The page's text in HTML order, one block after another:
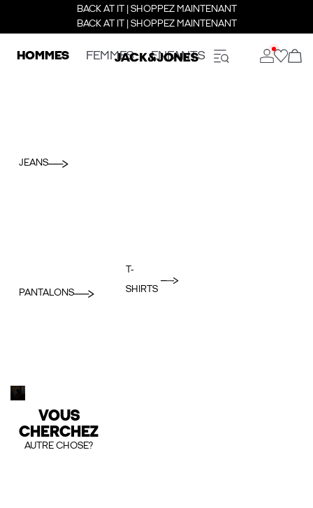
BACK AT IT | SHOPPEZ MAINTENANT
BACK AT IT | SHOPPEZ MAINTENANT
HOMMES FEMMES ENFANTS
JEANS
PANTALONS
T-
SHIRTS
VOUS
CHERCHEZ
AUTRE CHOSE?